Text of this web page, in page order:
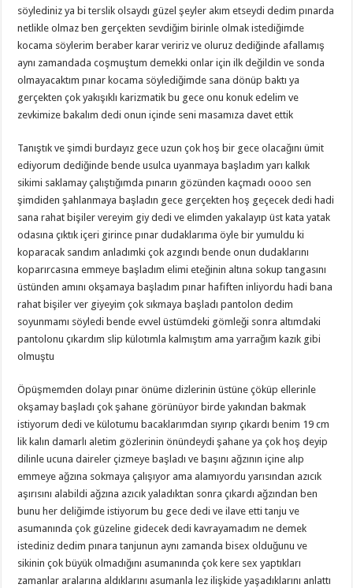
söylediniz ya bi terslik olsaydı güzel şeyler akım etseydi dedim pınarda
netlikle olmaz ben gerçekten sevdiğim birinle olmak istediğimde
kocama söylerim beraber karar veririz ve oluruz dediğinde afallamış
aynı zamandada coşmuştum demekki onlar için ilk değildin ve sonda
olmayacaktım pınar kocama söylediğimde sana dönüp baktı ya
gerçekten çok yakışıklı karizmatik bu gece onu konuk edelim ve
zevkimize bakalım dedi onun içinde seni masamıza davet ettik
Tanıştık ve şimdi burdayız gece uzun çok hoş bir gece olacağını ümit
ediyorum dediğinde bende usulca uyanmaya başladım yarı kalkık
sikimi saklamay çalıştığımda pınarın gözünden kaçmadı oooo sen
şimdiden şahlanmaya başladın gece gerçekten hoş geçecek dedi hadi
sana rahat bişiler vereyim giy dedi ve elimden yakalayıp üst kata yatak
odasına çıktık içeri girince pınar dudaklarıma öyle bir yumuldu ki
koparacak sandım anladımki çok azgındı bende onun dudaklarını
koparırcasına emmeye başladım elimi eteğinin altına sokup tangasını
üstünden amını okşamaya başladım pınar hafiften inliyordu hadi bana
rahat bişiler ver giyeyim çok sıkmaya başladı pantolon dedim
soyunmamı söyledi bende evvel üstümdeki gömleği sonra altımdaki
pantolonu çıkardım slip külotımla kalmıştım ama yarrağım kazık gibi
olmuştu
Öpüşmemden dolayı pınar önüme dizlerinin üstüne çöküp ellerinle
okşamay başladı çok şahane görünüyor birde yakından bakmak
istiyorum dedi ve külotumu bacaklarımdan sıyırıp çıkardı benim 19 cm
lik kalın damarlı aletim gözlerinin önündeydi şahane ya çok hoş deyip
dilinle ucuna daireler çizmeye başladı ve başını ağzının içine alıp
emmeye ağzına sokmaya çalışıyor ama alamıyordu yarısından azıcık
aşırısını alabildi ağzına azıcık yaladıktan sonra çıkardı ağzından ben
bunu her deliğimde istiyorum bu gece dedi ve ilave etti tanju ve
asumanında çok güzeline gidecek dedi kavrayamadım ne demek
istediniz dedim pınara tanjunun aynı zamanda bisex olduğunu ve
sikinin çok büyük olmadığını asumanında çok kere sex yaptıkları
zamanlar aralarına aldıklarını asumanla lez ilişkide yaşadıklarını anlattı